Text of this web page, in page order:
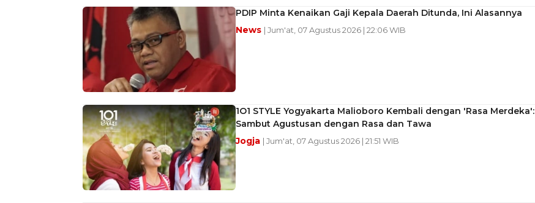
PDIP Minta Kenaikan Gaji Kepala Daerah Ditunda, Ini Alasannya
News | Jum'at, 07 Agustus 2026 | 22:06 WIB
1O1 STYLE Yogyakarta Malioboro Kembali dengan 'Rasa Merdeka':
Sambut Agustusan dengan Rasa dan Tawa
Jogja | Jum'at, 07 Agustus 2026 | 21:51 WIB